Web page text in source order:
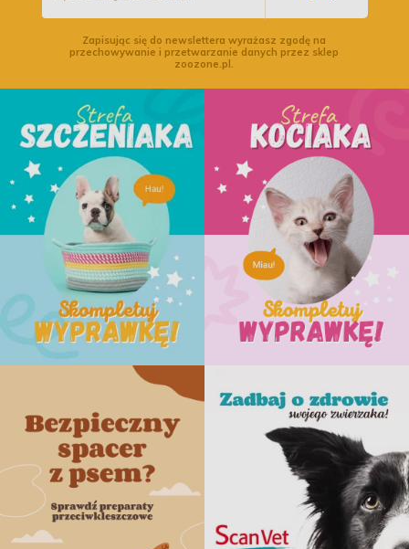
Zapisując się do newslettera wyrażasz zgodę na
przechowywanie i przetwarzanie danych przez sklep
zoozone.pl.